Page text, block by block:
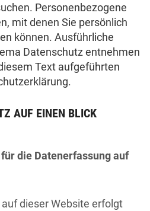
Personenbezogene
mit denen Sie persönlich
können. Ausführliche
Datenschutz entnehmen
Text aufgeführten
AUF EINEN BLICK
die Datenerfassung auf
dieser Website erfolgt